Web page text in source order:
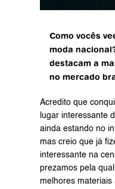
Como vocês
moda
destacam a
no mercado
Acredito que
lugar interessante
ainda estando no
mas creio que já
interessante na
prezamos pela
melhores materiais